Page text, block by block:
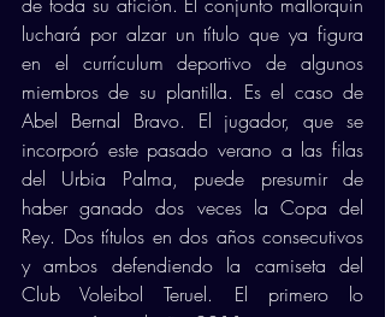
de toda su afición. El conjunto mallorquín
luchará por alzar un título que ya figura
en el currículum deportivo de algunos
miembros de su plantilla. Es el caso de
Abel Bernal Bravo. El jugador, que se
incorporó este pasado verano a las filas
del Urbia Palma, puede presumir de
haber ganado dos veces la Copa del
Rey. Dos títulos en dos años consecutivos
y ambos defendiendo la camiseta del
Club Voleibol Teruel. El primero lo